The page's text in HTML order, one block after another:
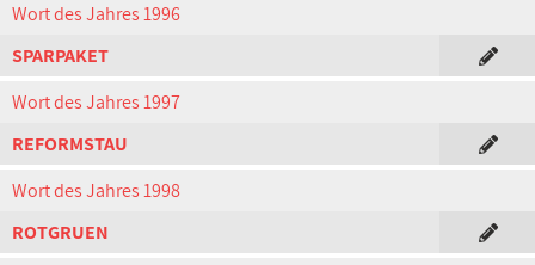
Wort des Jahres 1996
SPARPAKET
Wort des Jahres 1997
REFORMSTAU
Wort des Jahres 1998
ROTGRUEN